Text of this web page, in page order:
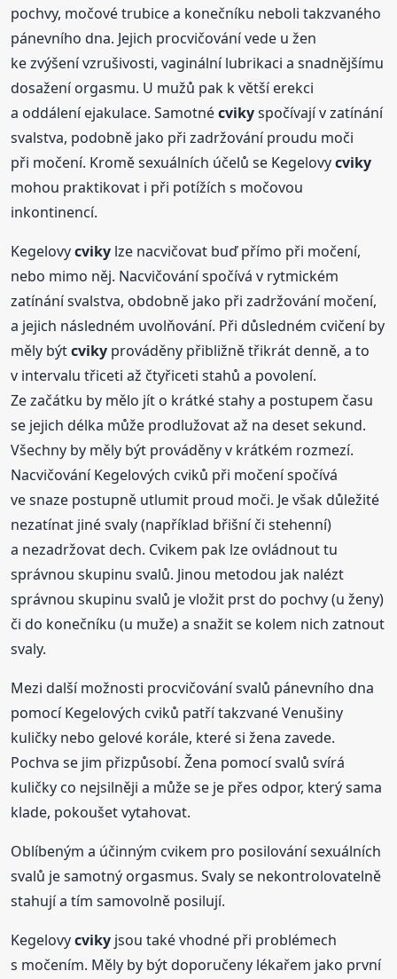
pochvy, močové trubice a konečníku neboli takzvaného
pánevního dna. Jejich procvičování vede u žen
ke zvýšení vzrušivosti, vaginální lubrikaci a snadnějšímu
dosažení orgasmu. U mužů pak k větší erekci
a oddálení ejakulace. Samotnécvikyspočívají v zatínání
svalstva, podobně jako při zadržování proudu moči
při močení. Kromě sexuálních účelů se Kegelovycviky
mohou praktikovat i při potížích s močovou
inkontinencí.
Kegelovycviky lze nacvičovat buď přímo při močení,
nebo mimo něj. Nacvičování spočívá v rytmickém
zatínání svalstva, obdobně jako při zadržování močení,
a jejich následném uvolňování. Při důsledném cvičení by
měly býtcviky prováděny přibližně třikrát denně, a to
v intervalu třiceti až čtyřiceti stahů a povolení.
Ze začátku by mělo jít o krátké stahy a postupem času
se jejich délka může prodlužovat až na deset sekund.
Všechny by měly být prováděny v krátkém rozmezí.
Nacvičování Kegelových cviků při močení spočívá
ve snaze postupně utlumit proud moči. Je však důležité
nezatínat jiné svaly (například břišní či stehenní)
a nezadržovat dech. Cvikem pak lze ovládnout tu
správnou skupinu svalů. Jinou metodou jak nalézt
správnou skupinu svalů je vložit prst do pochvy (u ženy)
či do konečníku (u muže) a snažit se kolem nich zatnout
svaly.
Mezi další možnosti procvičování svalů pánevního dna
pomocí Kegelových cviků patří takzvané Venušiny
kuličky nebo gelové korále, které si žena zavede.
Pochva se jim přizpůsobí. Žena pomocí svalů svírá
kuličky co nejsilněji a může se je přes odpor, který sama
klade, pokoušet vytahovat.
Oblíbeným a účinným cvikem pro posilování sexuálních
svalů je samotný orgasmus. Svaly se nekontrolovatelně
stahují a tím samovolně posilují.
Kegelovycviky jsou také vhodné při problémech
s močením. Měly by být doporučeny lékařem jako první